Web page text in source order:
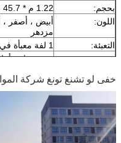
بحجم:
1.22 م * 45.7 م / لفة.يمكن أن تقطع حسب حاجتك.
اللون:
أبيض ، أصفر ،
مزدهر
التعبئة:
1 لفة معبأة في 1 كرتون
عينة:
عينة مجانية
خفى لو تشنغ تونغ شركة